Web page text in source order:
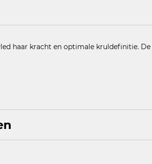
haar kracht en optimale kruldefinitie.
een hazelnoot in je hand.
10, PEG-6, ACRYLATES COPOLYMER,